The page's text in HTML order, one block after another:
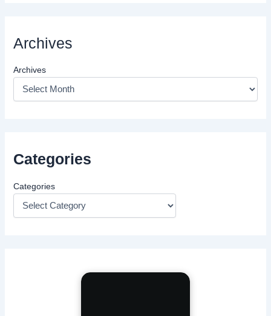
Archives
Archives
Categories
Categories